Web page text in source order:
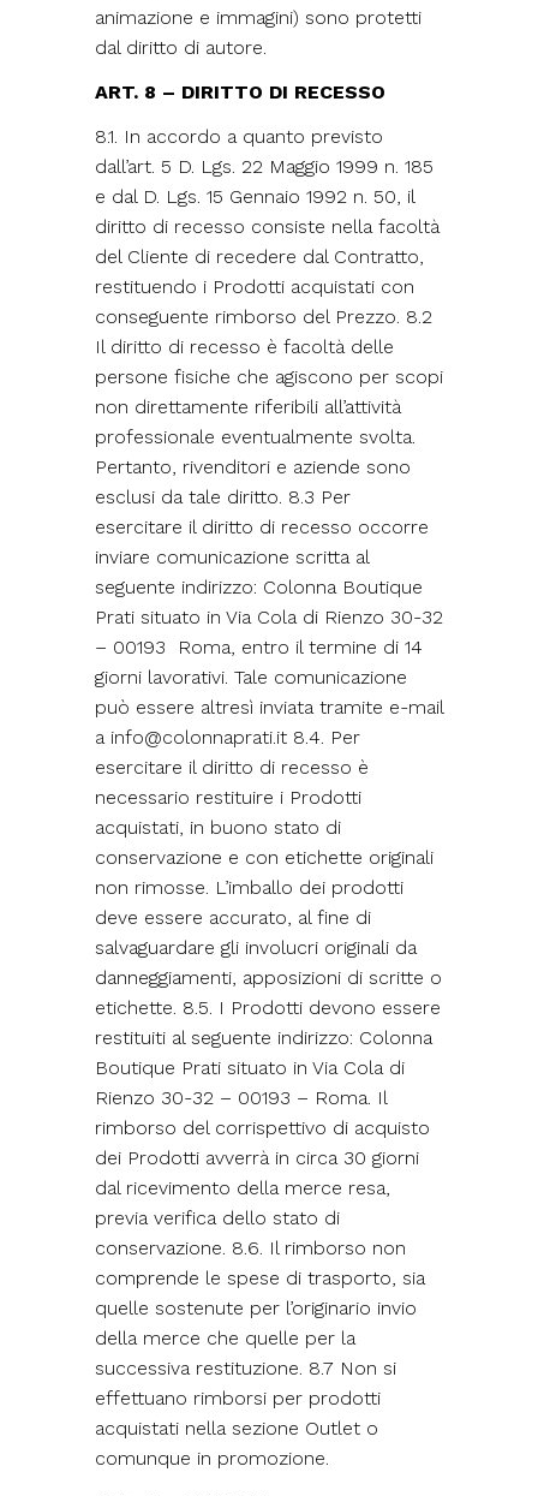
animazione e immagini) sono protetti
dal diritto di autore.
ART. 8 – DIRITTO DI RECESSO
8.1. In accordo a quanto previsto
dall’art. 5 D. Lgs. 22 Maggio 1999 n. 185
e dal D. Lgs. 15 Gennaio 1992 n. 50, il
diritto di recesso consiste nella facoltà
del Cliente di recedere dal Contratto,
restituendo i Prodotti acquistati con
conseguente rimborso del Prezzo. 8.2
Il diritto di recesso è facoltà delle
persone fisiche che agiscono per scopi
non direttamente riferibili all’attività
professionale eventualmente svolta.
Pertanto, rivenditori e aziende sono
esclusi da tale diritto. 8.3 Per
esercitare il diritto di recesso occorre
inviare comunicazione scritta al
seguente indirizzo: Colonna Boutique
Prati situato in Via Cola di Rienzo 30-32
– 00193 Roma, entro il termine di 14
giorni lavorativi. Tale comunicazione
può essere altresì inviata tramite e-mail
a info@colonnaprati.it 8.4. Per
esercitare il diritto di recesso è
necessario restituire i Prodotti
acquistati, in buono stato di
conservazione e con etichette originali
non rimosse. L’imballo dei prodotti
deve essere accurato, al fine di
salvaguardare gli involucri originali da
danneggiamenti, apposizioni di scritte o
etichette. 8.5. I Prodotti devono essere
restituiti al seguente indirizzo: Colonna
Boutique Prati situato in Via Cola di
Rienzo 30-32 – 00193 – Roma. Il
rimborso del corrispettivo di acquisto
dei Prodotti avverrà in circa 30 giorni
dal ricevimento della merce resa,
previa verifica dello stato di
conservazione. 8.6. Il rimborso non
comprende le spese di trasporto, sia
quelle sostenute per l’originario invio
della merce che quelle per la
successiva restituzione. 8.7 Non si
effettuano rimborsi per prodotti
acquistati nella sezione Outlet o
comunque in promozione.